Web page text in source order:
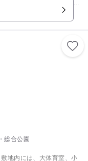
度に合わせて利用できる
用しています。 屋内の温
なく水泳や水遊びを楽し
入場することができませ
総合公園
地内には、大体育室、小